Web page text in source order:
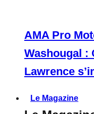
AMA Pro
Washougal :
Lawrence
Le Magazine